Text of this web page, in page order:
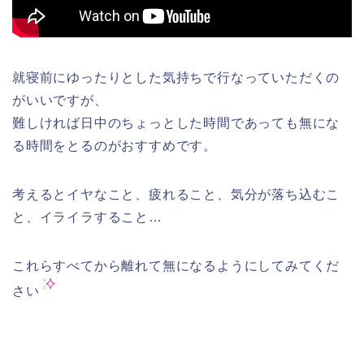
就寝前にゆったりとした気持ちで行なっていただくの
がいいですが、
難しければ日中のちょっとした時間であっても無にな
る時間をとるのがおすすめです。
考えるとイヤなこと、疲れること、気分が落ち込むこ
と、イライラすること…
これらすべてから離れて無になるようにしてみてくだ
さい